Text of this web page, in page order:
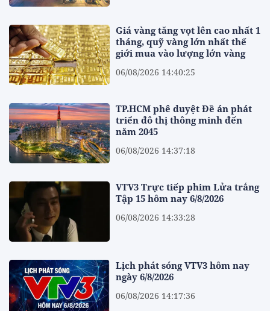
Giá vàng tăng vọt lên cao nhất 1
tháng, quỹ vàng lớn nhất thế
giới mua vào lượng lớn vàng
06/08/2026 14:40:25
TP.HCM phê duyệt Đề án phát
triển đô thị thông minh đến
năm 2045
06/08/2026 14:37:18
VTV3 Trực tiếp phim Lửa trắng
Tập 15 hôm nay 6/8/2026
06/08/2026 14:33:28
Lịch phát sóng VTV3 hôm nay
ngày 6/8/2026
06/08/2026 14:17:36